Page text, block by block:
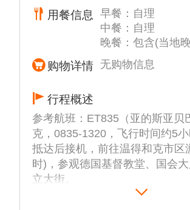
用餐信息
早餐：自理
中餐：自理
晚餐：包含(当地
购物详情 无购物信息
行程概述
参考航班：ET835（亚的斯亚贝
克，0835-1320，飞行时间约5小
抵达后接机，前往温得和克市区
时)，参观德国基督教堂、国会
立大街。
【德国基督教堂】哥特式红砖建